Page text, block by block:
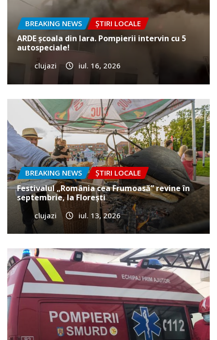
BREAKING NEWS ȘTIRI LOCALE
ARDE școala din Iara. Pompierii intervin cu 5
autospeciale!
clujazi iul. 16, 2026
BREAKING NEWS ȘTIRI LOCALE
Festivalul „România cea Frumoasă” revine în
septembrie, la Florești
clujazi iul. 13, 2026